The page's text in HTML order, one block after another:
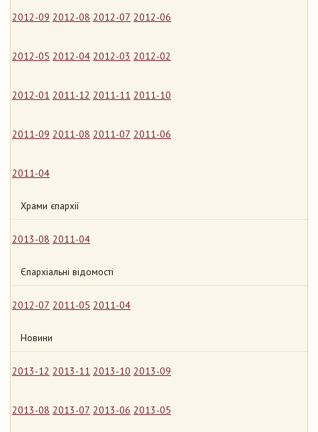
2012-09 2012-08 2012-07 2012-06
2012-05 2012-04 2012-03 2012-02
2012-01 2011-12 2011-11 2011-10
2011-09 2011-08 2011-07 2011-06
2011-04
Храми єпархії
2013-08 2011-04
Єпархіальні відомості
2012-07 2011-05 2011-04
Новини
2013-12 2013-11 2013-10 2013-09
2013-08 2013-07 2013-06 2013-05